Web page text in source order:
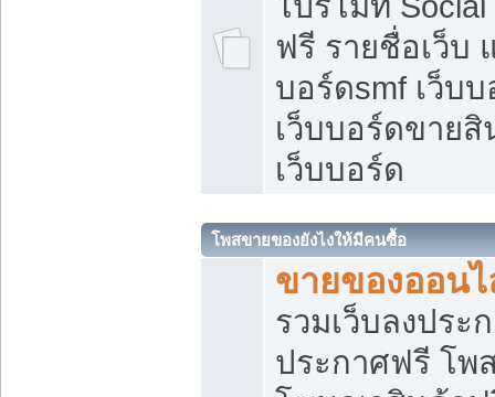
ฟรี รายชื่อเว็บ
บอร์ดsmf เว็บ
เว็บบอร์ดขาย
เว็บบอร์ด
โพสขายของยังไงให้มีคนซื้อ
ขายของออน
รวมเว็บลงประ
ประกาศฟรี โพ